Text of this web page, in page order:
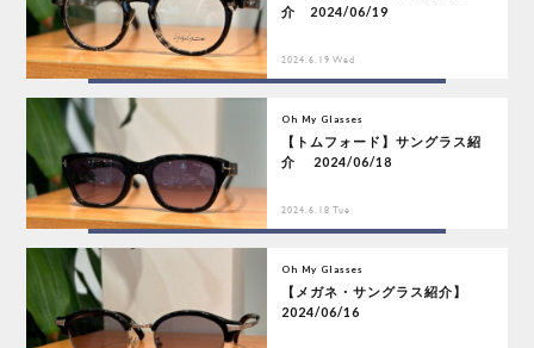
介 2024/06/19
2024.6.19 Wed
Oh My Glasses
【トムフォード】サングラス紹
介 2024/06/18
2024.6.18 Tue
Oh My Glasses
【メガネ・サングラス紹介】
2024/06/16